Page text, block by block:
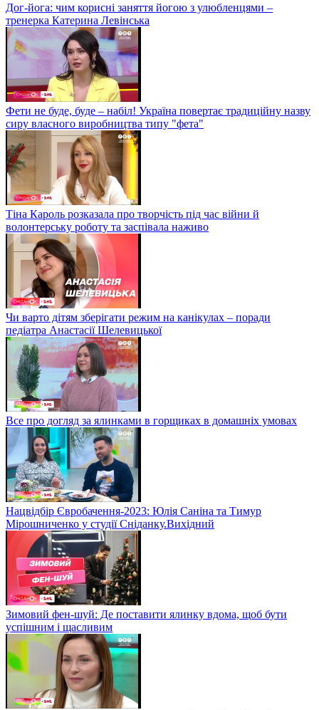
Дог-йога: чим корисні заняття йогою з улюбленцями –
тренерка Катерина Левінська
Фети не буде, буде – набіл! Україна повертає традиційну назву
сиру власного виробництва типу "фета"
Тіна Кароль розказала про творчість під час війни й
волонтерську роботу та заспівала наживо
Чи варто дітям зберігати режим на канікулах – поради
педіатра Анастасії Шелевицької
Все про догляд за ялинками в горщиках в домашніх умовах
Нацвідбір Євробачення-2023: Юлія Саніна та Тимур
Мірошниченко у студії Сніданку.Вихідний
Зимовий фен-шуй: Де поставити ялинку вдома, щоб бути
успішним і щасливим